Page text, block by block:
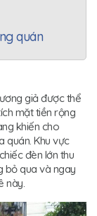
quán
giả được thể
mặt tiền rộng
khiến cho
quán. Khu vực
đèn lớn thu
bỏ qua và ngay
này.